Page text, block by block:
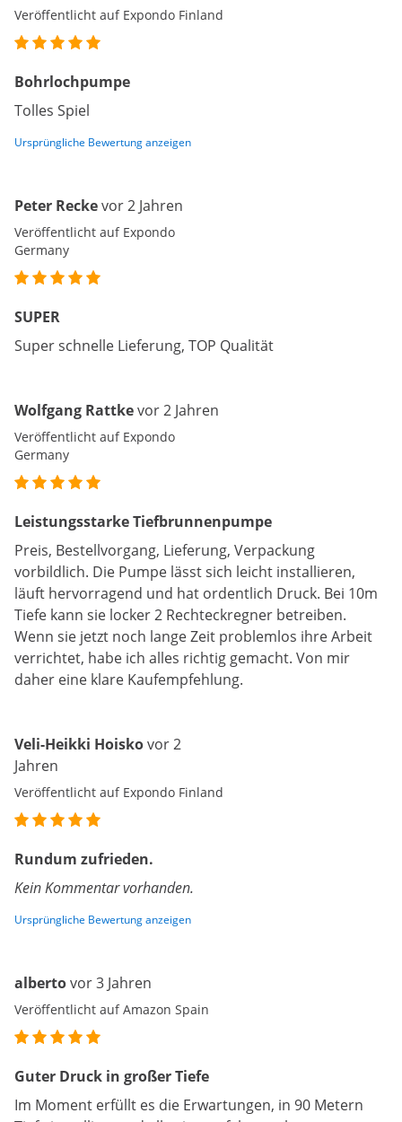
Veröffentlicht auf Expondo Finland
Bohrlochpumpe
Tolles Spiel
Ursprüngliche Bewertung anzeigen
Peter Reckevor 2 Jahren
Veröffentlicht auf Expondo
Germany
SUPER
Super schnelle Lieferung, TOP Qualität
Wolfgang Rattkevor 2 Jahren
Veröffentlicht auf Expondo
Germany
Leistungsstarke Tiefbrunnenpumpe
Preis, Bestellvorgang, Lieferung, Verpackung
vorbildlich. Die Pumpe lässt sich leicht installieren,
läuft hervorragend und hat ordentlich Druck. Bei 10m
Tiefe kann sie locker 2 Rechteckregner betreiben.
Wenn sie jetzt noch lange Zeit problemlos ihre Arbeit
verrichtet, habe ich alles richtig gemacht. Von mir
daher eine klare Kaufempfehlung.
Veli-Heikki Hoiskovor 2
Jahren
Veröffentlicht auf Expondo Finland
Rundum zufrieden.
Kein Kommentar vorhanden.
Ursprüngliche Bewertung anzeigen
albertovor 3 Jahren
Veröffentlicht auf Amazon Spain
Guter Druck in großer Tiefe
Im Moment erfüllt es die Erwartungen, in 90 Metern